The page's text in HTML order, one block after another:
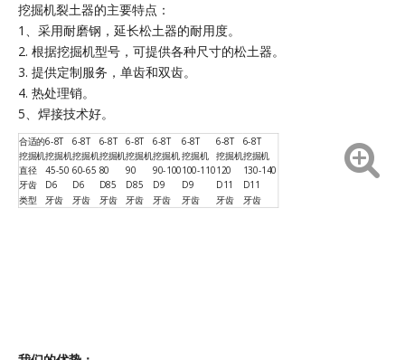
挖掘机裂土器的主要特点：
1、采用耐磨钢，延长松土器的耐用度。
2. 根据挖掘机型号，可提供各种尺寸的松土器。
3. 提供定制服务，单齿和双齿。
4. 热处理销。
5、焊接技术好。
合适的
挖掘机
6-8T
挖掘机
6-8T
挖掘机
6-8T
挖掘机
6-8T
挖掘机
6-8T
挖掘机
6-8T
挖掘机
6-8T
挖掘机
6-8T
挖掘机
直径 45-50 60-65 80 90 90-100100-110120 130-140
牙齿
类型
D6
牙齿
D6
牙齿
D85
牙齿
D85
牙齿
D9
牙齿
D9
牙齿
D11
牙齿
D11
牙齿